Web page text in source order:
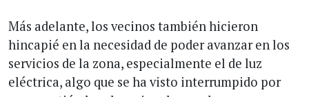
Más adelante, los vecinos también hicieron
hincapié en la necesidad de poder avanzar en los
servicios de la zona, especialmente el de luz
eléctrica, algo que se ha visto interrumpido por